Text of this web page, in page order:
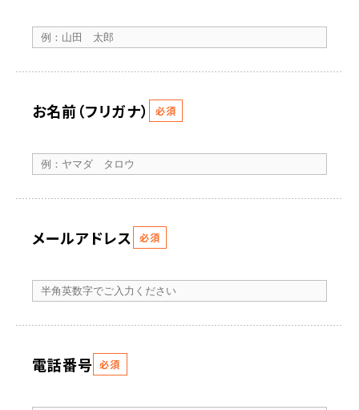
お名前（フリガナ） 必須
メールアドレス 必須
電話番号 必須